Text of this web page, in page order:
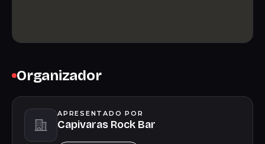
Organizador
APRESENTADO POR
Capivaras Rock Bar